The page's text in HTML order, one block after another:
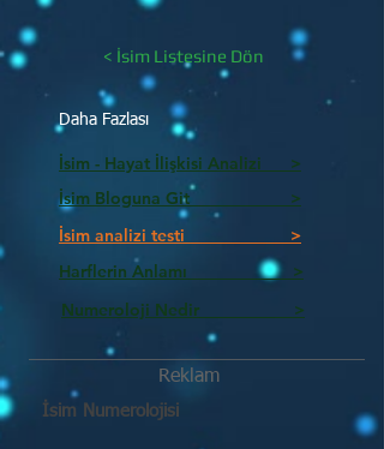
< İsim Listesine Dön
Daha Fazlası
İsim - Hayat İlişkisi Analizi >
İsim Bloguna Git >
İsim analizi testi >
Harflerin Anlamı >
Numeroloji Nedir_________ >
Reklam
İsim Numerolojisi